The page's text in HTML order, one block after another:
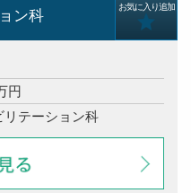
ン科
お気に入り追加
円
テーション科